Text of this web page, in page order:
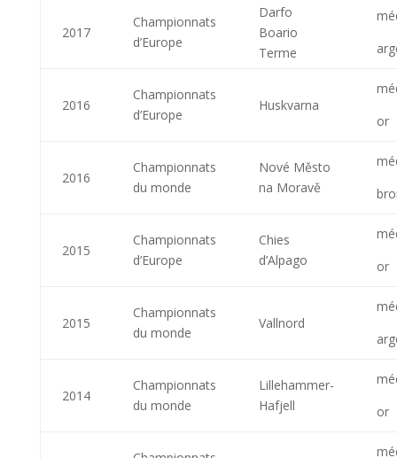
2017
Championnats
d’Europe
Darfo
Boario
Terme
2016
Championnats
d’Europe
Huskvarna
or
2016
Championnats
du monde
Nové Město
na Moravě
2015
Championnats
d’Europe
Chies
d’Alpago
or
2015
Championnats
du monde
Vallnord
2014
Championnats
du monde
Lillehammer-
Hafjell
or